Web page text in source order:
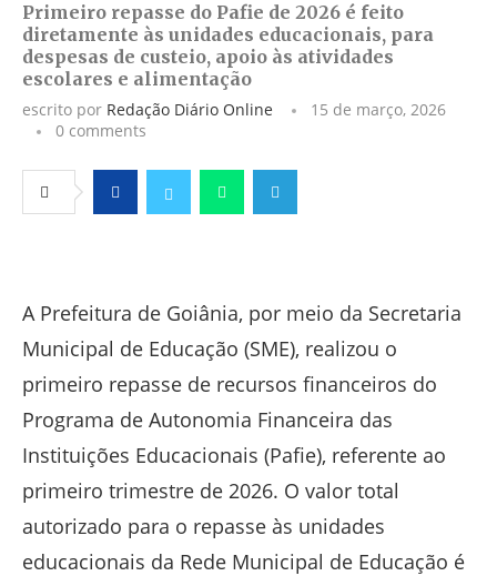
Primeiro repasse do Pafie de 2026 é feito
diretamente às unidades educacionais, para
despesas de custeio, apoio às atividades
escolares e alimentação
escrito por Redação Diário Online
15 de março, 2026
0 comments
A Prefeitura de Goiânia, por meio da Secretaria
Municipal de Educação (SME), realizou o
primeiro repasse de recursos financeiros do
Programa de Autonomia Financeira das
Instituições Educacionais (Pafie), referente ao
primeiro trimestre de 2026. O valor total
autorizado para o repasse às unidades
educacionais da Rede Municipal de Educação é